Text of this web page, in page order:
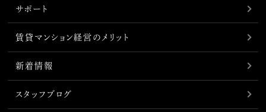
サポート
賃貸マンション経営のメリット
新着情報
スタッフブログ